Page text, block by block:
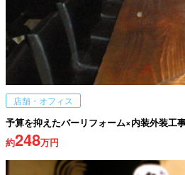
店舗・オフィス
予算を抑えたバーリフォーム×内装外装工
約248万円